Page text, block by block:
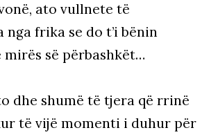
ato vullnete të
nga frika se do t’i bënin
së përbashkët…
dhe shumë të tjera që rrinë
të vijë momenti i duhur për